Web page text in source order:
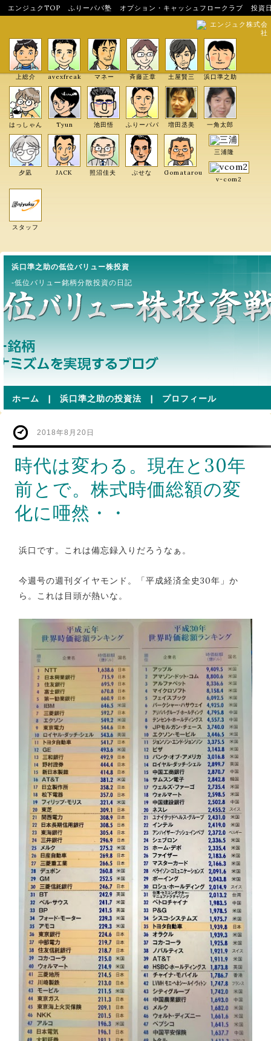
エンジュクTOP ふりーパパ塾 オプション・キャッシュフロークラブ
投資
エンジュク株式会
社
上総介 avexfreak マネー 斉藤正章 土屋賢三 浜口準之助
はっしゃん Tyun 池田悟 ふりーパパ 増田丞美 一角太郎
夕凪 JACK 照沼佳夫 ぶせな Gomatarou
三浦隆
v-com2
スタッフ
浜口準之助の低位バリュー株投資
-低位バリュー銘柄分散投資の日記
ホーム | 浜口準之助の投資法 | プロフィール
2018年8月20日
時代は変わる。現在と30年
前とで。株式時価総額の変
化に唖然・・
浜口です。これは備忘録入りだろうなぁ。
今週号の週刊ダイヤモンド。「平成経済全史30年」か
ら。これは目頭が熱いな。